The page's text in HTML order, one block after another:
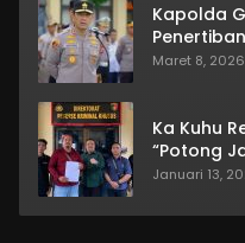
Kapolda
Maret 8, 2026
Ka Kuhu
“Potong
Januari 13,